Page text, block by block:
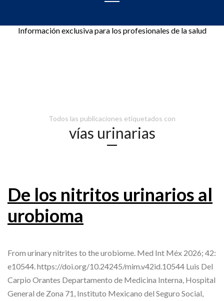
Información exclusiva para los profesionales de la salud
Todos las publicaciones etiquetados con
vías urinarias
De los nitritos urinarios al
urobioma
From urinary nitrites to the urobiome. Med Int Méx 2026; 42:
e10544. https://doi.org/10.24245/mim.v42id.10544 Luis Del
Carpio Orantes Departamento de Medicina Interna, Hospital
General de Zona 71, Instituto Mexicano del Seguro Social,